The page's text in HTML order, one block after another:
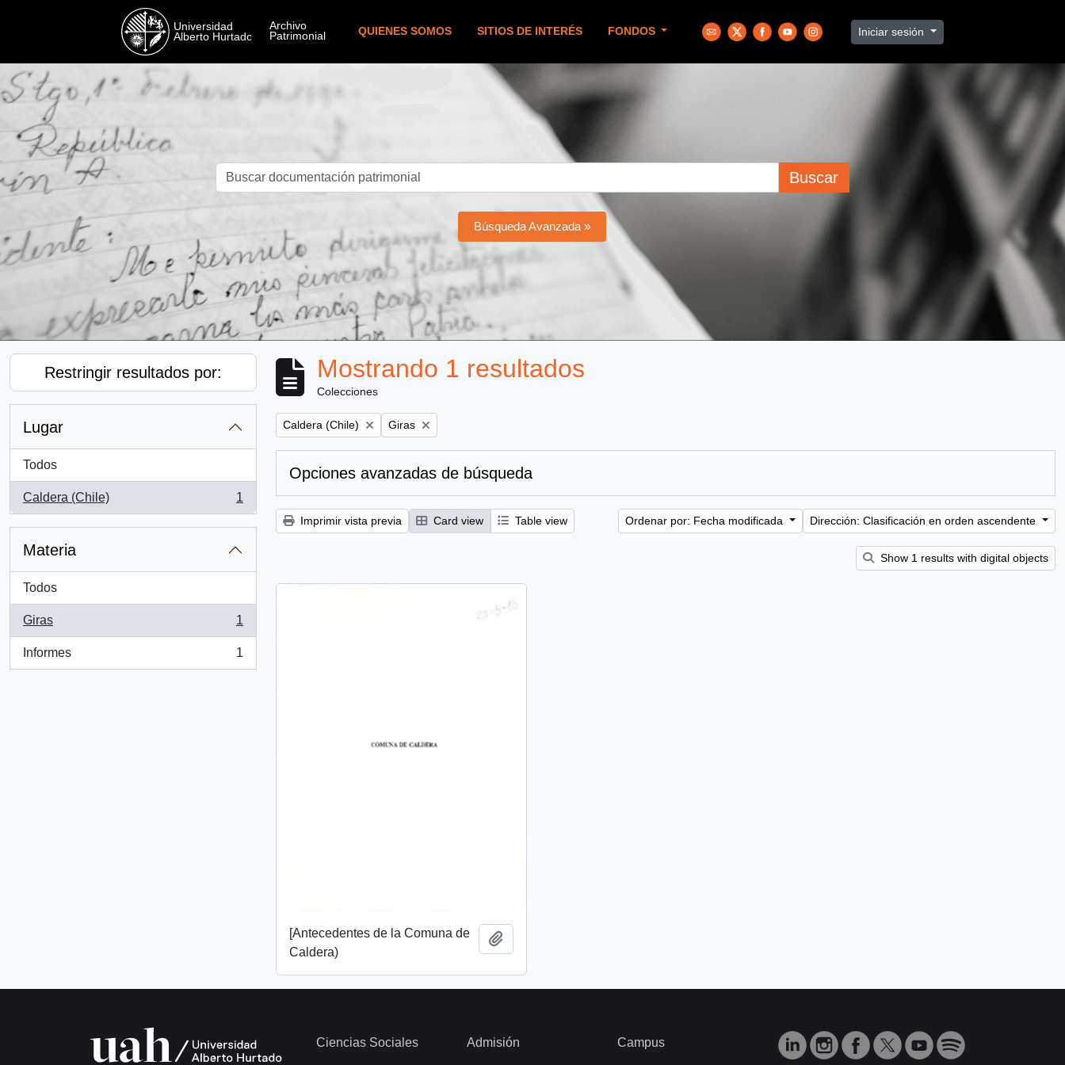
QUIENES SOMOS SITIOS DE INTERÉS FONDOS Iniciar sesión
Buscar
Búsqueda Avanzada »
Restringir resultados por:
Lugar
Todos
Caldera (Chile)
, 1 resultados
1
Materia
Todos
Giras
, 1 resultados
1
Informes
, 1 resultados
1
Mostrando 1 resultados
Colecciones
Remove filter:
Caldera (Chile) Remove filter:
Giras
Opciones avanzadas de búsqueda
Imprimir vista previa Card view Table view Ordenar por: Fecha modificada Dirección: Clasificación en orden ascendente
Show 1 results with digital objects
[Antecedentes de la Comuna de
Caldera)
Ciencias Sociales Admisión Campus